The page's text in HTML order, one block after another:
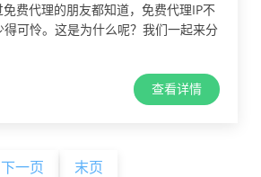
费代理的朋友都知道，免费代理IP不
可怜。这是为什么呢？我们一起来分
查看详情
下一页 末页